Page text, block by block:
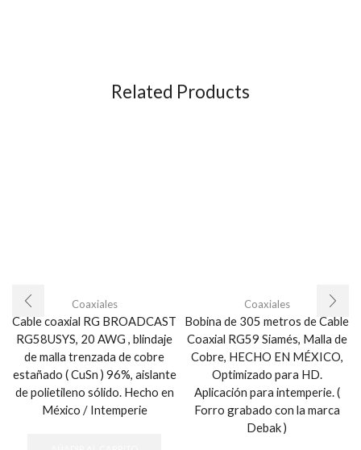
Related Products
Coaxiales
Cable coaxial RG BROADCAST
RG58USYS, 20 AWG , blindaje
de malla trenzada de cobre
estañado ( CuSn ) 96%, aislante
de polietileno sólido. Hecho en
México / Intemperie
Coaxiales
Bobina de 305 metros de Cable
Coaxial RG59 Siamés, Malla de
Cobre, HECHO EN MÉXICO,
Optimizado para HD.
Aplicación para intemperie. (
Forro grabado con la marca
Debak )